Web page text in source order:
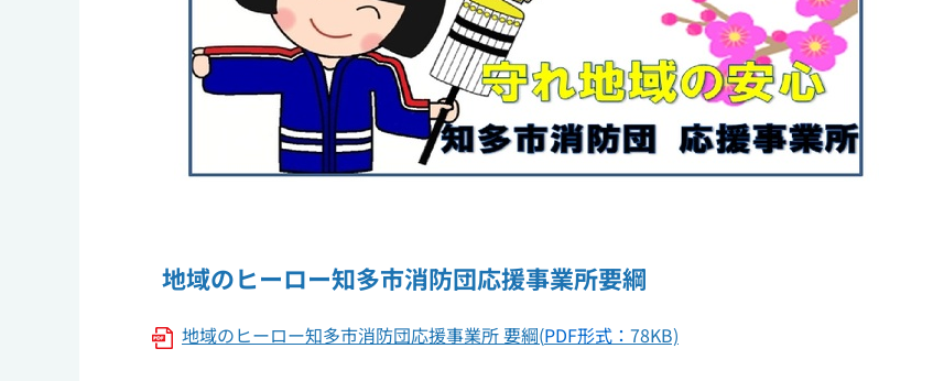
地域のヒーロー知多市消防団応援事業所要綱
地域のヒーロー知多市消防団応援事業所 要綱(PDF形式： 78KB)